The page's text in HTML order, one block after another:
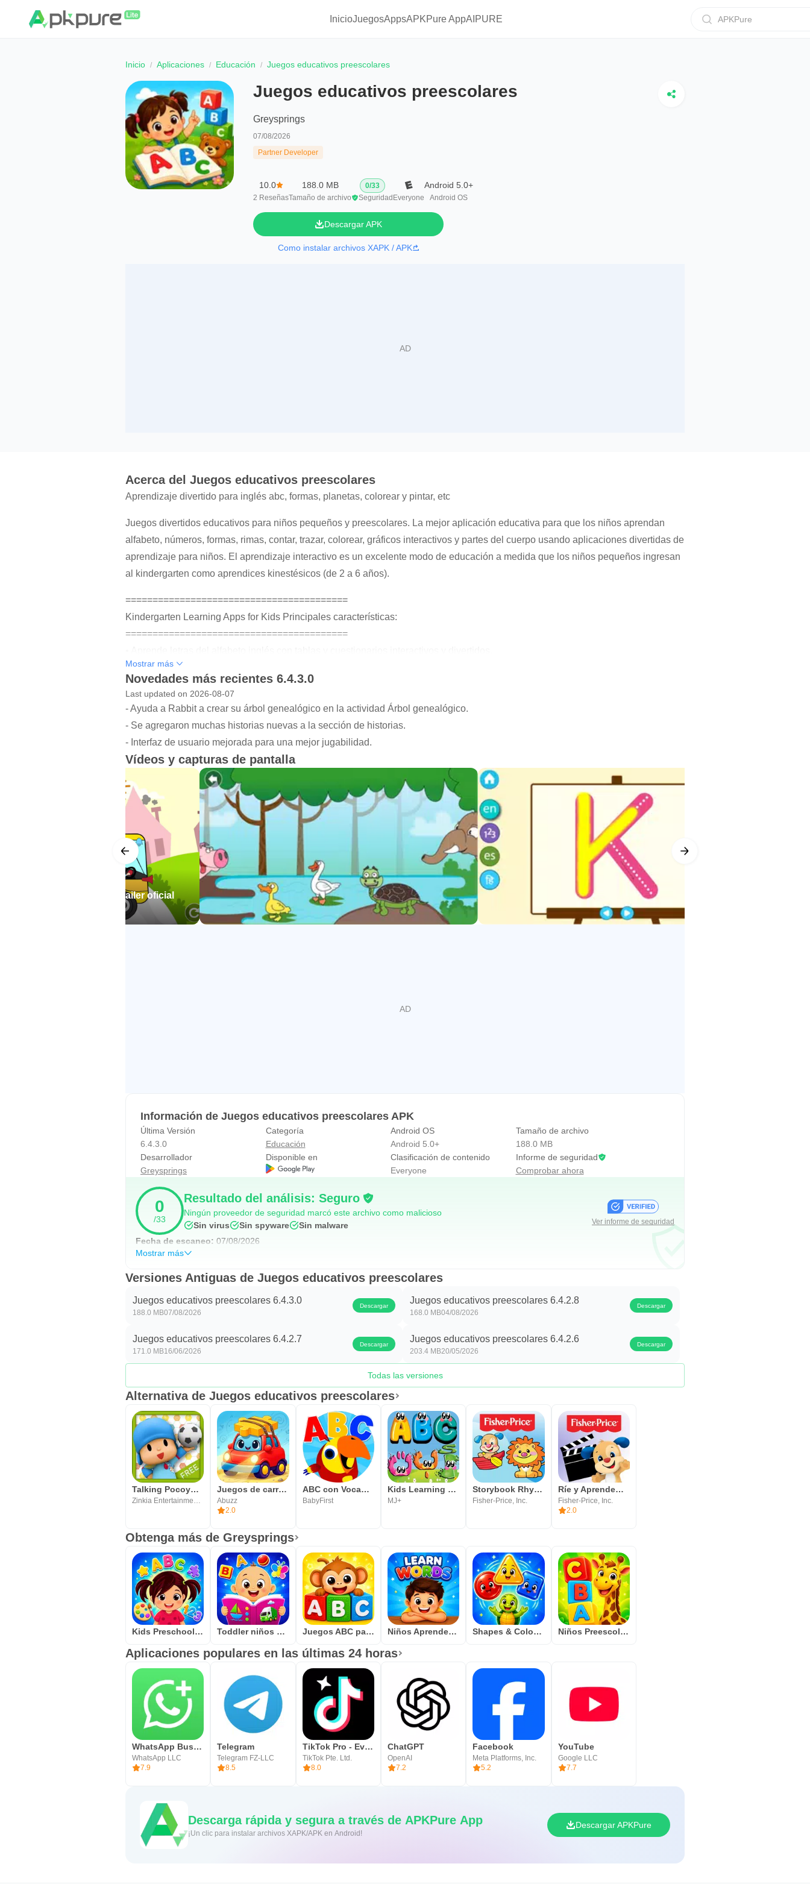
InicioJuegosAppsAPKPure AppAIPURE APKPure
Inicio Aplicaciones Educación Juegos educativos preescolares
Juegos educativos preescolares
Greysprings
07/08/2026
Partner Developer
10.0
2 Reseñas
188.0 MB
Tamaño de archivo
0/33
Seguridad Everyone
Android 5.0+
Android OS
Descargar APK
Como instalar archivos XAPK / APK
Acerca del Juegos educativos preescolares
Aprendizaje divertido para inglés abc, formas, planetas, colorear y pintar, etc
Juegos divertidos educativos para niños pequeños y preescolares. La mejor aplicación educativa para que los niños aprendan
alfabeto, números, formas, rimas, contar, trazar, colorear, gráficos interactivos y partes del cuerpo usando aplicaciones divertidas de
aprendizaje para niños. El aprendizaje interactivo es un excelente modo de educación a medida que los niños pequeños ingresan
al kindergarten como aprendices kinestésicos (de 2 a 6 años).
=========================================
Kindergarten Learning Apps for Kids Principales características:
=========================================
• Aprender a contar y matemáticas para preescolares
• Aprende sobre rimas y poemas.
• Aprenda a escribir y seguir el ABC y los números con nuestro alfabeto para inglés,
planeta y estrellas.
• Canta y baila con tus preescolares.
• Presentar y reforzar los conceptos de formas y colores para los niños
• Fonética para alfabetos en inglés y actividades para enseñar y reforzar cada Carta como Archery for Kids, juegos de construcción
de automóviles, juegos de baloncesto para niños, etc.
• Y muchos otros juegos de kínder gratuitos y actividades de aprendizaje
Otro parámetro en la pedagogía infantil es la "capacidad de atención del niño". Después de una amplia retroalimentación,
encontramos que los niños tienen un lapso de concentración relativamente más corto. Teniendo esto en cuenta, nuestros
diseñadores han ideado muchas actividades interactivas innovadoras y acertijos como disparos con flechas, hacer autos, jugar
diviertan mientras aprenden los conceptos básicos de este todo en uno juegos educativos gratuitos.
Por lo tanto, descargue Kindergarten Kids Learning GRATIS ahora y descubra todos los juegos educativos para niños en edad
preescolar que mantendrán a sus hijos felices y activos.
También puede consultar otras aplicaciones educativas para niños de la serie de aplicaciones de aprendizaje temprano
"Greysprings" Play and Learn "para educación en el hogar.
** Privacidad
1. Política de privacidad: http://www.greysprings.com/privacy
2. No recopilamos ninguna información personal sobre niños
Mostrar más
Novedades más recientes 6.4.3.0
Last updated on 2026-08-07
- Ayuda a Rabbit a crear su árbol genealógico en la actividad Árbol genealógico.
- Se agregaron muchas historias nuevas a la sección de historias.
- Interfaz de usuario mejorada para una mejor jugabilidad.
Vídeos y capturas de pantalla
preescolares para Trailer oficial
Información de Juegos educativos preescolares APK
Última Versión
6.4.3.0
Categoría
Educación
Android OS
Android 5.0+
Tamaño de archivo
188.0 MB
Desarrollador
Greysprings
Disponible en
Clasificación de contenido
Everyone
Informe de seguridad
Comprobar ahora
0
/33
Resultado del análisis: Seguro
Ningún proveedor de seguridad marcó este archivo como malicioso
Sin virus
Sin spyware
Sin malware
Fecha de escaneo: 07/08/2026
Mostrar más
Ver informe de seguridad
Versiones Antiguas de Juegos educativos preescolares
Juegos educativos preescolares 6.4.3.0
188.0 MB07/08/2026
Descargar Juegos educativos preescolares 6.4.2.8
168.0 MB04/08/2026
Descargar
Juegos educativos preescolares 6.4.2.7
171.0 MB16/06/2026
Descargar Juegos educativos preescolares 6.4.2.6
203.4 MB20/05/2026
Descargar
Todas las versiones
Alternativa de Juegos educativos preescolares
Talking Pocoyo Fútbol Gratis
Zinkia Entertainment, S.A.
Juegos de carros para niños
Abuzz
2.0
ABC con VocabuLarry- BabyFirst
BabyFirst
Kids Learning Games: Fun Play
MJ+
Storybook Rhymes Volume 2
Fisher-Price, Inc.
Ríe y Aprende™ Vídeos
Fisher-Price, Inc.
2.0
Obtenga más de Greysprings
Kids Preschool Learning Games Toddler niños aprenden Juegos Juegos ABC para Niños Pequeños Niños Aprender Word Game Shapes & Colors learning games Niños Preescolar Cartas
Aplicaciones populares en las últimas 24 horas
WhatsApp Business
WhatsApp LLC
7.9
Telegram
Telegram FZ-LLC
8.5
TikTok Pro - Events
TikTok Pte. Ltd.
8.0
ChatGPT
OpenAI
7.2
Facebook
Meta Platforms, Inc.
5.2
YouTube
Google LLC
7.7
Descarga rápida y segura a través de APKPure App
¡Un clic para instalar archivos XAPK/APK en Android!
Descargar APKPure